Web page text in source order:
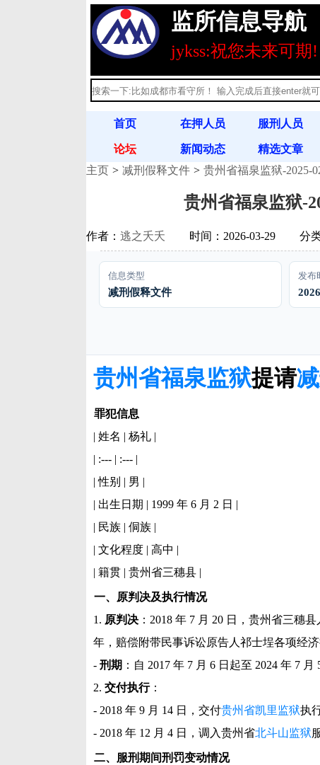
监所信息导航
jykss:祝您未来可期!
首页 在押人员 服刑人员
论坛 新闻动态 精选文章
刑释人员 满刑名单 法律法规
主页 减刑假释文件 贵州省福泉监狱-2025-
贵州省福泉监狱-
作者： 逃之夭夭 时间：2026-03-29 分
信息类型
减刑假释文件
发布
贵州省福泉监狱提请
罪犯信息
| 姓名 | 杨礼 |
| :--- | :--- |
| 性别 | 男 |
| 出生日期 | 1999 年 6 月 2 日 |
| 民族 | 侗族 |
| 文化程度 | 高中 |
| 籍贯 | 贵州省三穗县 |
一、原判决及执行情况
1. 原判决 ：2018 年 7 月 20 日，贵州省三穗
年，赔偿附带民事诉讼原告人祁士埕各项经济
- 刑期 ：自 2017 年 7 月 6 日起至 2024 年 7 月
2. 交付执行：
- 2018 年 9 月 14 日，交付贵州省凯里监狱执
- 2018 年 12 月 4 日，调入贵州省北斗山监狱
二、服刑期间刑罚变动情况